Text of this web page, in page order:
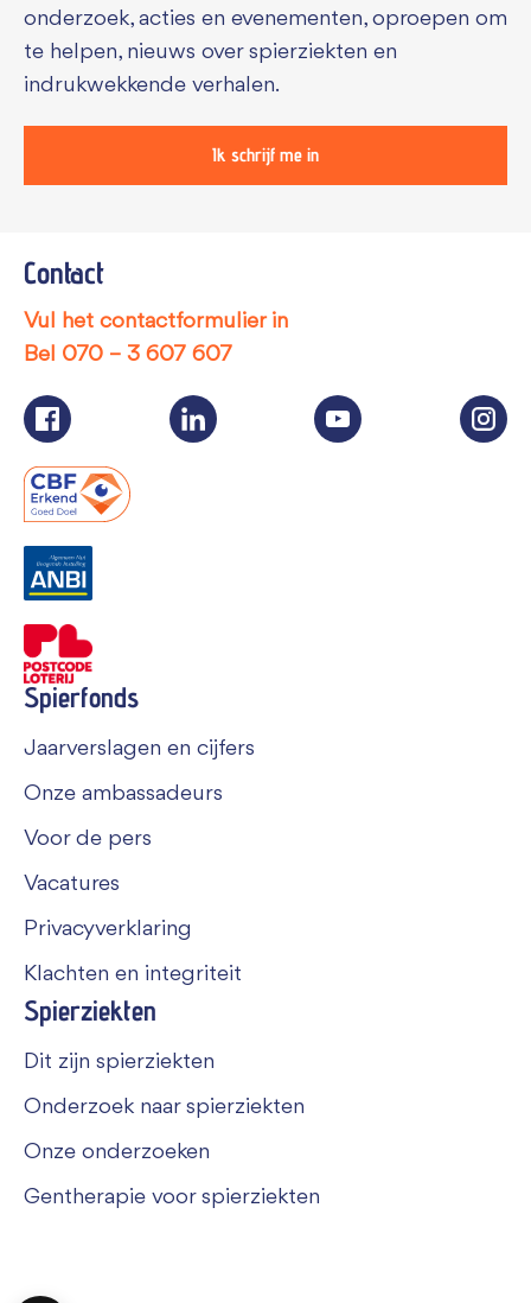
Contact
Vul het contactformulier in
Bel 070 – 3 607 607
Spierfonds
Jaarverslagen en cijfers
Onze ambassadeurs
Voor de pers
Vacatures
Privacyverklaring
Klachten en integriteit
Spierziekten
Dit zijn spierziekten
Onderzoek naar spierziekten
Onze onderzoeken
Gentherapie voor spierziekten
onderzoek, acties en evenementen, oproepen om
te helpen, nieuws over spierziekten en
indrukwekkende verhalen.
Ik schrijf me in